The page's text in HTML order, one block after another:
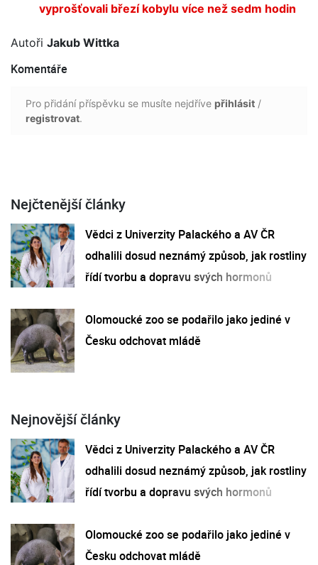
vyprošťovali březí kobylu více než sedm hodin
Autoři Jakub Wittka
Komentáře
Pro přidání příspěvku se musíte nejdříve přihlásit /
registrovat.
Nejčtenější články
Vědci z Univerzity Palackého a AV ČR
odhalili dosud neznámý způsob, jak rostliny
řídí tvorbu a dopravu svých hormonů
Olomoucké zoo se podařilo jako jediné v
Česku odchovat mládě
Nejnovější články
Vědci z Univerzity Palackého a AV ČR
odhalili dosud neznámý způsob, jak rostliny
řídí tvorbu a dopravu svých hormonů
Olomoucké zoo se podařilo jako jediné v
Česku odchovat mládě